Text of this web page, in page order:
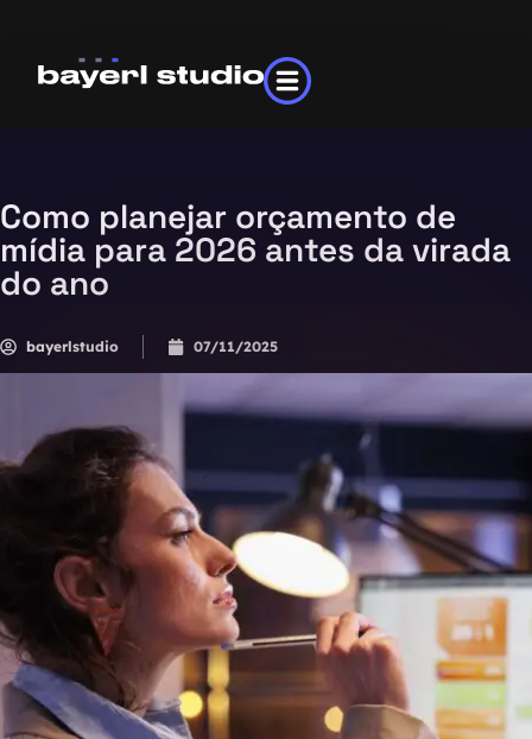
Como planejar orçamento de
mídia para 2026 antes da virada
do ano
bayerlstudio 07/11/2025